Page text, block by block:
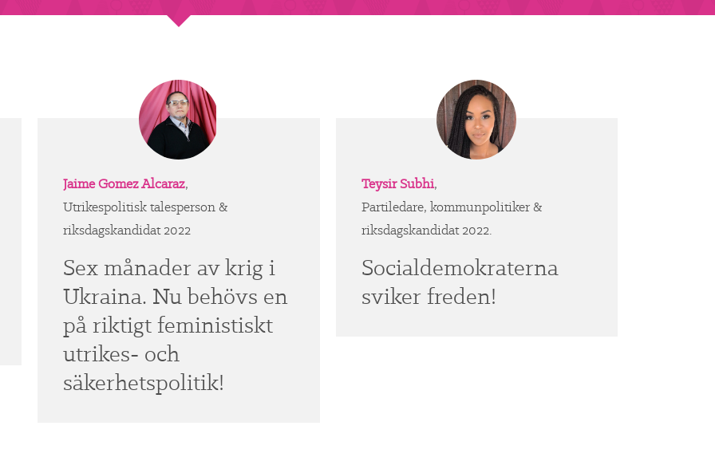
Jaime Gomez Alcaraz,
Utrikespolitisk talesperson &
riksdagskandidat 2022
Sex månader av krig i
Ukraina. Nu behövs en
på riktigt feministiskt
utrikes- och
säkerhetspolitik!
Teysir Subhi,
Partiledare, kommunpolitiker &
riksdagskandidat 2022.
Socialdemokraterna
sviker freden!